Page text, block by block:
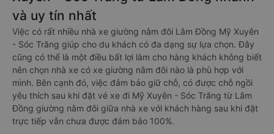
và uy tín nhất
Việc có rất nhiều nhà xe giường nằm đôi Lâm Đồng Mỹ Xuyên
- Sóc Trăng giúp cho du khách có đa dạng sự lựa chọn. Đây
cũng có thể là một điều bất lợi làm cho hàng khách không biết
nên chọn nhà xe có xe giường nằm đôi nào là phù hợp với
mình. Bên cạnh đó, việc đảm bảo giữ chỗ, có được chỗ ngồi
yêu thích sau khi đặt vé xe đi Mỹ Xuyên - Sóc Trăng từ Lâm
Đồng giường nằm đôi giữa nhà xe với khách hàng sau khi đặt
trực tiếp vẫn chưa được đảm bảo 100%.